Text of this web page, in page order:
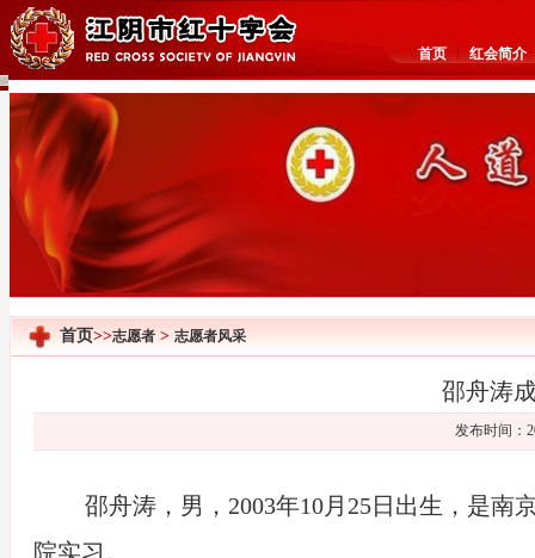
首页 红会简介
首页>>志愿者> 志愿者风采
邵舟涛
发布时间：
邵舟涛，男， 2003年10月 25日出生，是南
院实习。